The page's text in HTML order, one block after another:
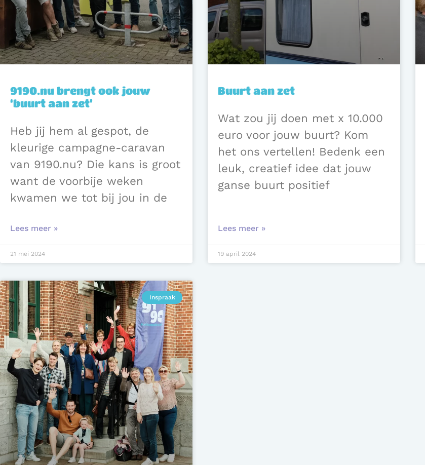
9190.nu brengt ook jouw
‘buurt aan zet’
Heb jij hem al gespot, de
kleurige campagne-caravan
van 9190.nu? Die kans is groot
want de voorbije weken
kwamen we tot bij jou in de
Lees meer »
21 mei 2024
Buurt aan zet
Wat zou jij doen met x 10.000
euro voor jouw buurt? Kom
het ons vertellen! Bedenk een
leuk, creatief idee dat jouw
ganse buurt positief
Lees meer »
19 april 2024
Inspraak